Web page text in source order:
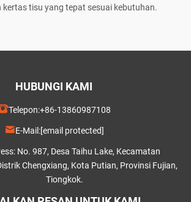
tisu yang tepat sesuai kebutuhan.
HUBUNGI KAMI
Telepon:+86-13860987108
E-Mail:[email protected]
No. 987, Desa Taihu Lake, Kecamatan
Chengxiang, Kota Putian, Provinsi Fujian,
Tiongkok.